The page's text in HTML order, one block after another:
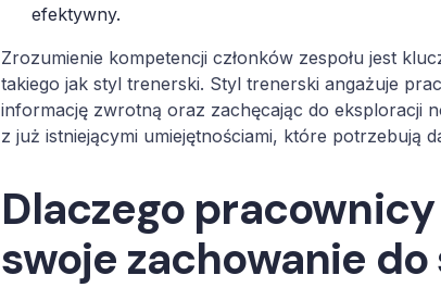
efektywny.
Zrozumienie kompetencji członków zespołu jest
takiego jak styl trenerski. Styl trenerski angażuje
informację zwrotną oraz zachęcając do eksploracji
z już istniejącymi umiejętnościami, które potrzebują
Dlaczego
swoje zachowanie